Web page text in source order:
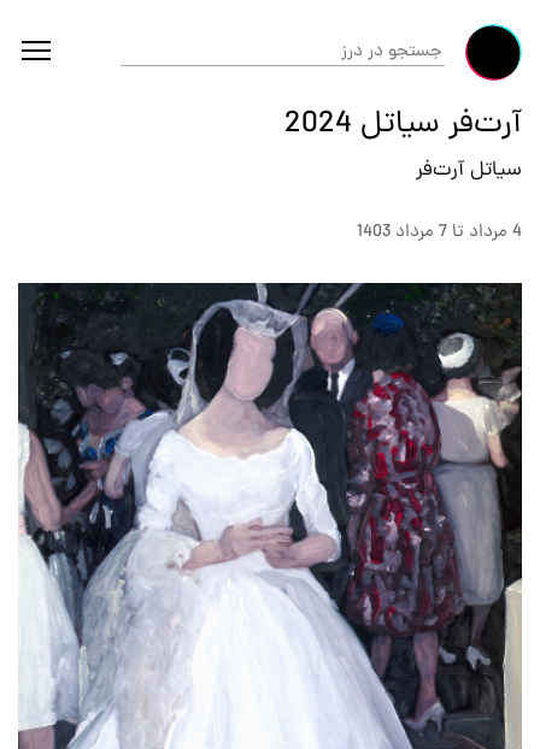
آرت‌فر سیاتل 2024
سیاتل آرت‌فر
4 مرداد تا 7 مرداد 1403